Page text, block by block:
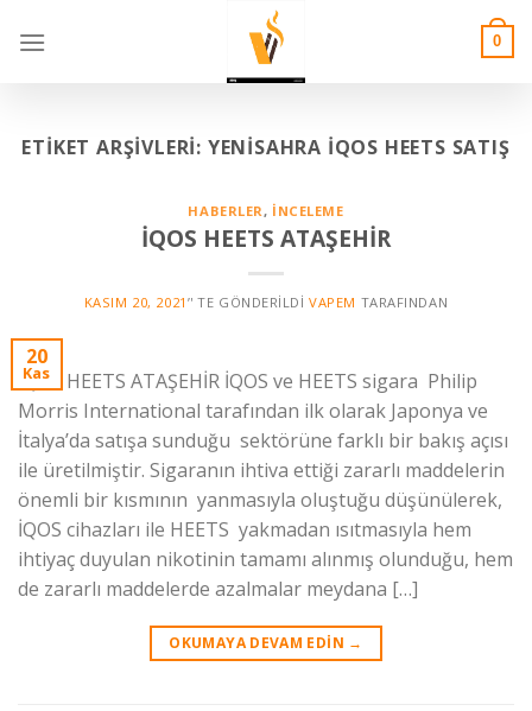
0
ETIKET ARŞIVLERI: YENİSAHRA İQOS HEETS SATIŞ
HABERLER, İNCELEME
İQOS HEETS ATAŞEHİR
KASIM 20, 2021 ’' TE GÖNDERILDI VAPEM TARAFINDAN
20
Kas
İQOS HEETS ATAŞEHİR İQOS ve HEETS sigara Philip
Morris International tarafından ilk olarak Japonya ve
İtalya’da satışa sunduğu sektörüne farklı bir bakış açısı
ile üretilmiştir. Sigaranın ihtiva ettiği zararlı maddelerin
önemli bir kısmının yanmasıyla oluştuğu düşünülerek,
İQOS cihazları ile HEETS yakmadan ısıtmasıyla hem
ihtiyaç duyulan nikotinin tamamı alınmış olunduğu, hem
de zararlı maddelerde azalmalar meydana […]
OKUMAYA DEVAM EDIN →